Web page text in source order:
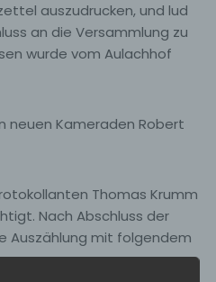
auszudrucken, und lud
an die Versammlung zu
wurde vom Aulachhof
neuen Kameraden Robert
Thomas Krumm
Nach Abschluss der
Auszählung mit folgendem